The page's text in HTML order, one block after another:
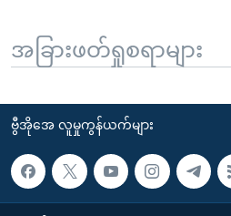
အခြားဖတ်ရှုစရာများ
ဗွီအိုအေ လူမှုကွန်ယက်များ